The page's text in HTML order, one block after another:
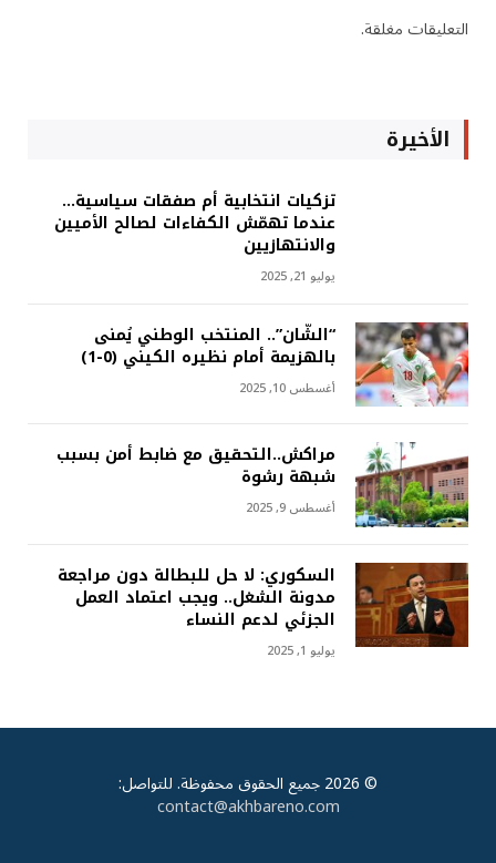
التعليقات مغلقة.
الأخيرة
تزكيات انتخابية أم صفقات سياسية…
عندما تهمّش الكفاءات لصالح الأميين
والانتهازيين
يوليو 21, 2025
“الشّان”.. المنتخب الوطني يُمنى
بالهزيمة أمام نظيره الكيني (0-1)
أغسطس 10, 2025
مراكش..التحقيق مع ضابط أمن بسبب
شبهة رشوة
أغسطس 9, 2025
السكوري: لا حل للبطالة دون مراجعة
مدونة الشغل.. ويجب اعتماد العمل
الجزئي لدعم النساء
يوليو 1, 2025
© 2026 جميع الحقوق محفوظة. للتواصل:
contact@akhbareno.com